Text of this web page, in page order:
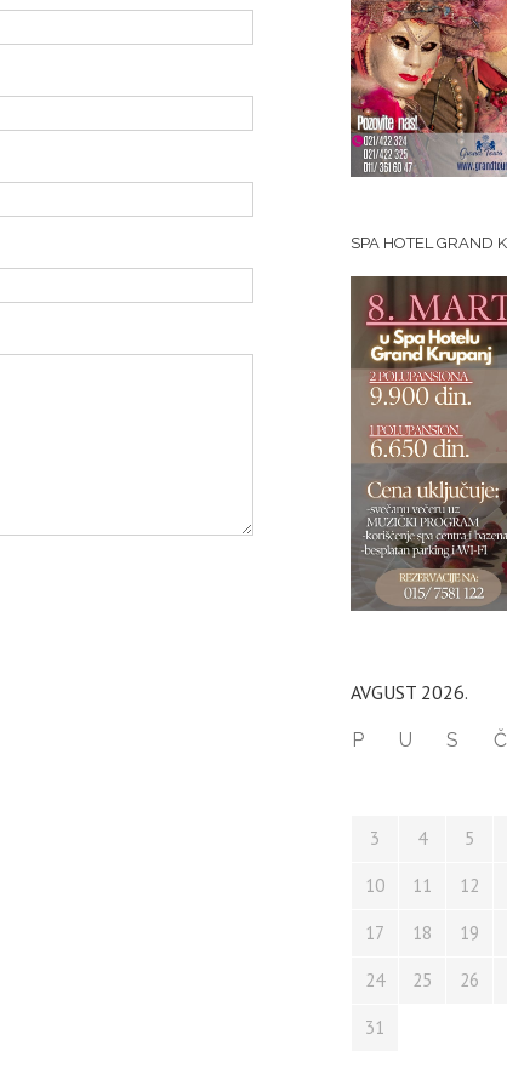
SPA HOTEL GRAND
AVGUST 2026.
P U S Č
3 4 5
10 11 12
17 18 19
24 25 26
31